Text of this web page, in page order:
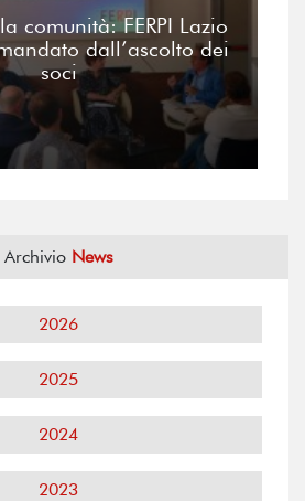
comunità: FERPI Lazio
dall’ascolto dei
soci
Archivio News
2026
2025
2024
2023